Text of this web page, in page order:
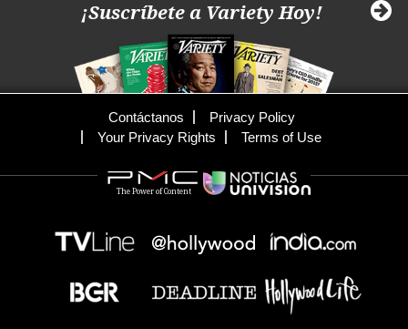
¡Suscríbete a Variety Hoy!
Contáctanos
Privacy Policy
Your Privacy Rights
Terms of Use
The Power of Content